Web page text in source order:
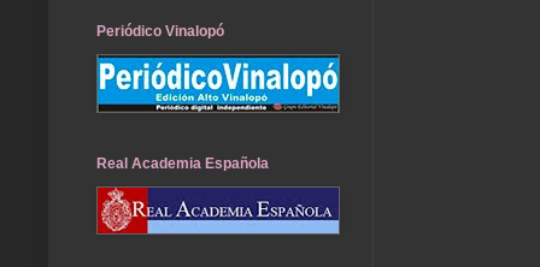
Periódico Vinalopó
Real Academia Española